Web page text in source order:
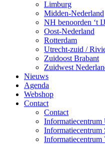
Limburg
Midden-Nederland
NH benoorden ‘t IJ
Oost-Nederland
Rotterdam
Utrecht-zuid /
Zuidoost Brabant
Zuidwest
Nieuws
Agenda
Webshop
Contact
Contact
Informatiecentrum
Informatiecentrum
Informatiecentrum